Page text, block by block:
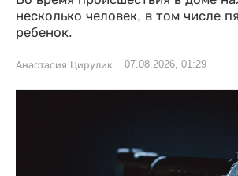
несколько человек, в том числе
ребенок.
Анастасия Цирулик 07.08.2026, 01:29